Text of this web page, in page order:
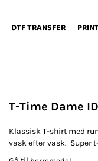
DTF TRANSFER
T-Time Dame
Klassisk T-shirt med
vask efter vask. Super
Baby